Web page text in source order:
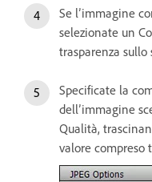
Se l’immagine
selezionate un
trasparenza sullo
Specificate la
dell’immagine
Qualità,
valore compreso